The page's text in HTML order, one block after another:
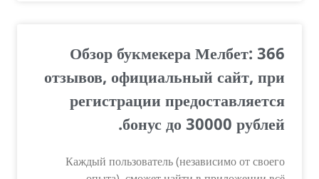
Обзор букмекера Мелбет: 366
отзывов, официальный сайт, при
регистрации предоставляется
бонус до 30000 рублей.
Каждый пользователь (независимо от своего